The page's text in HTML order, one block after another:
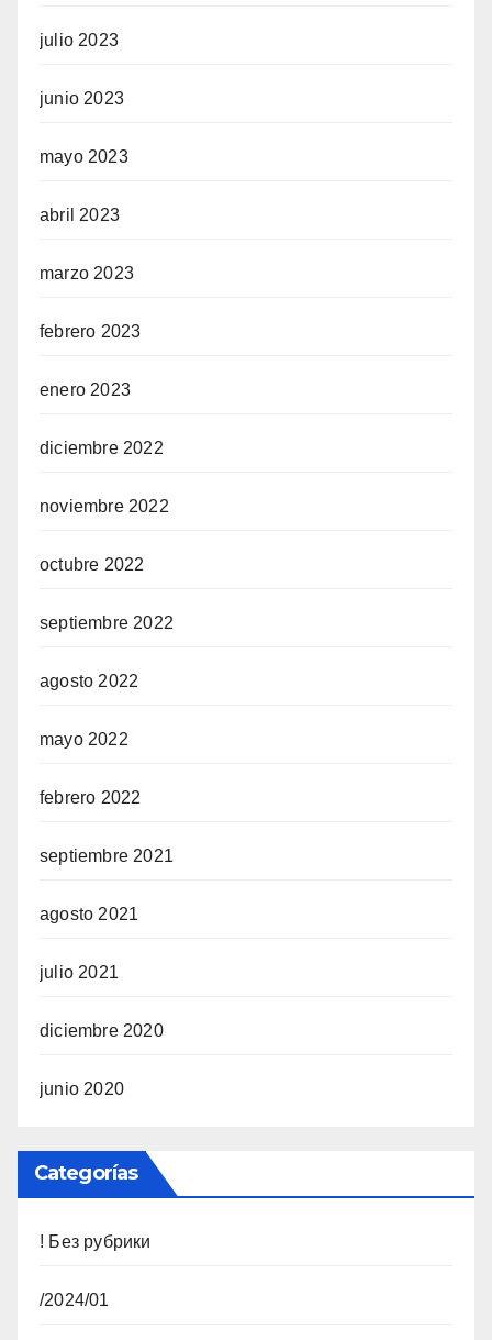
julio 2023
junio 2023
mayo 2023
abril 2023
marzo 2023
febrero 2023
enero 2023
diciembre 2022
noviembre 2022
octubre 2022
septiembre 2022
agosto 2022
mayo 2022
febrero 2022
septiembre 2021
agosto 2021
julio 2021
diciembre 2020
junio 2020
Categorías
! Без рубрики
/2024/01